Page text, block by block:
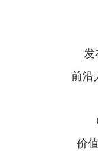
发布
前沿人
价值